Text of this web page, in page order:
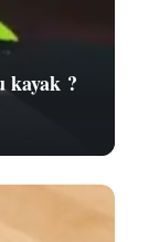
kayak ?